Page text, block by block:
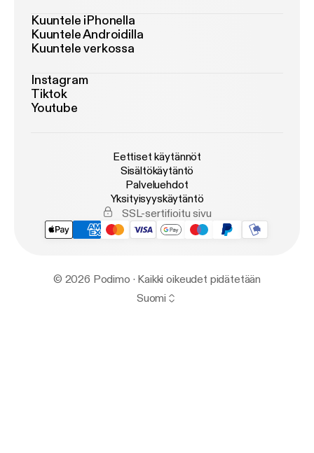
Kuuntele iPhonella
Kuuntele Androidilla
Kuuntele verkossa
Instagram
Tiktok
Youtube
Eettiset käytännöt
Sisältökäytäntö
Palveluehdot
Yksityisyyskäytäntö
SSL-sertifioitu sivu
© 2026 Podimo · Kaikki oikeudet pidätetään
Suomi